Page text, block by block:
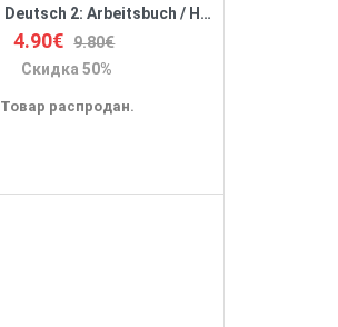
Blickpunkt Deutsch 2: Arbeitsbuch / Немецкий язык. В центре внимания немецкий 2.Рабочая тетрадь. 8 класс
4.90€ 9.80€
Скидка 50%
Товар распродан.